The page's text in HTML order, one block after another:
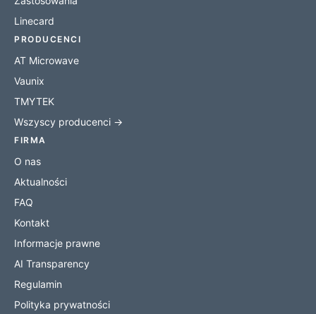
Linecard
PRODUCENCI
AT Microwave
Vaunix
TMYTEK
Wszyscy producenci →
FIRMA
O nas
Aktualności
FAQ
Kontakt
Informacje prawne
AI Transparency
Regulamin
Polityka prywatności